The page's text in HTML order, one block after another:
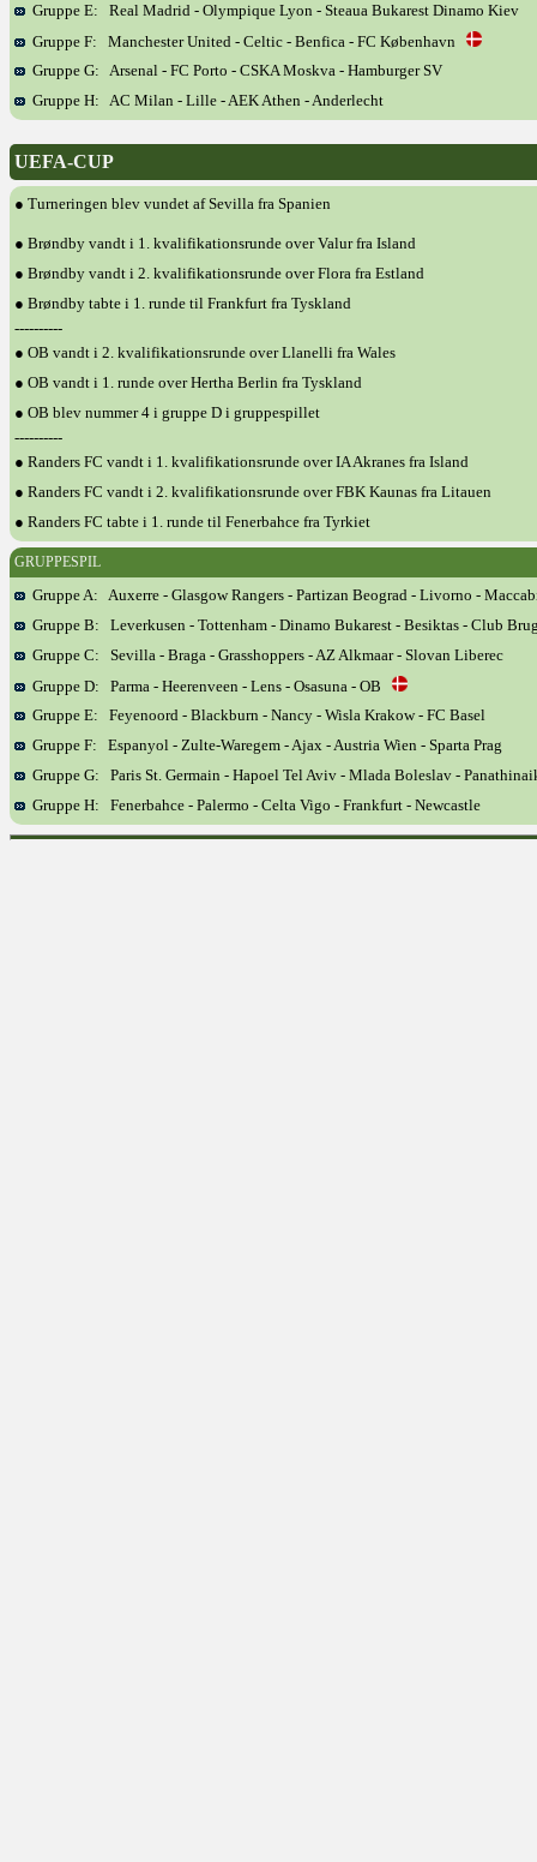
Gruppe E: Real Madrid - Olympique Lyon - Steaua Bukarest Dinamo Kiev
Gruppe F: Manchester United - Celtic - Benfica - FC København
Gruppe G: Arsenal - FC Porto - CSKA Moskva - Hamburger SV
Gruppe H: AC Milan - Lille - AEK Athen - Anderlecht
UEFA-CUP
● Turneringen blev vundet af Sevilla fra Spanien
● Brøndby vandt i 1. kvalifikationsrunde over Valur fra Island
● Brøndby vandt i 2. kvalifikationsrunde over Flora fra Estland
● Brøndby tabte i 1. runde til Frankfurt fra Tyskland
----------
● OB vandt i 2. kvalifikationsrunde over Llanelli fra Wales
● OB vandt i 1. runde over Hertha Berlin fra Tyskland
● OB blev nummer 4 i gruppe D i gruppespillet
----------
● Randers FC vandt i 1. kvalifikationsrunde over IA Akranes fra Island
● Randers FC vandt i 2. kvalifikationsrunde over FBK Kaunas fra Litauen
● Randers FC tabte i 1. runde til Fenerbahce fra Tyrkiet
GRUPPESPIL
Gruppe A: Auxerre - Glasgow Rangers - Partizan Beograd - Livorno -
Gruppe B: Leverkusen - Tottenham - Dinamo Bukarest - Besiktas - Club
Gruppe C: Sevilla - Braga - Grasshoppers - AZ Alkmaar - Slovan Liberec
Gruppe D: Parma - Heerenveen - Lens - Osasuna - OB
Gruppe E: Feyenoord - Blackburn - Nancy - Wisla Krakow - FC Basel
Gruppe F: Espanyol - Zulte-Waregem - Ajax - Austria Wien - Sparta Prag
Gruppe G: Paris St. Germain - Hapoel Tel Aviv - Mlada Boleslav -
Gruppe H: Fenerbahce - Palermo - Celta Vigo - Frankfurt - Newcastle